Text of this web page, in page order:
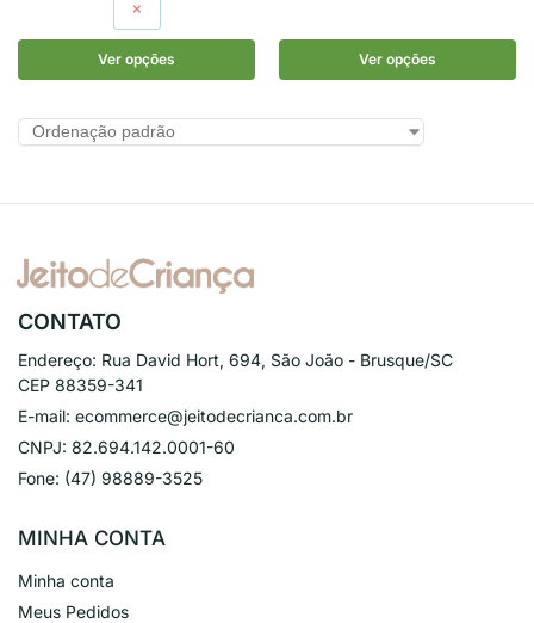
2
Ver opções Ver opções
CONTATO
Endereço: Rua David Hort, 694, São João - Brusque/SC
CEP 88359-341
E-mail: ecommerce@jeitodecrianca.com.br
CNPJ: 82.694.142.0001-60
Fone: (47) 98889-3525
MINHA CONTA
Minha conta
Meus Pedidos